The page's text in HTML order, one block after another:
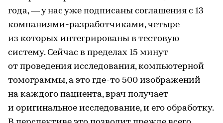
года, — у нас уже подписаны соглашения с 13
компаниями-разработчиками, четыре
из которых интегрированы в тестовую
систему. Сейчас в пределах 15 минут
от проведения исследования, компьютерной
томограммы, а это где-то 500 изображений
на каждого пациента, врач получает
и оригинальное исследование, и его обработку.